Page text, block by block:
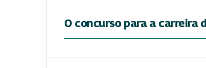
O concurso para a carreira